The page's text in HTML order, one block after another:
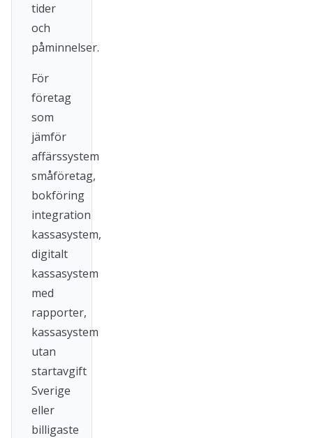
tider
och
påminnelser.
För
företag
som
jämför
affärssystem
småföretag,
bokföring
integration
kassasystem,
digitalt
kassasystem
med
rapporter,
kassasystem
utan
startavgift
Sverige
eller
billigaste